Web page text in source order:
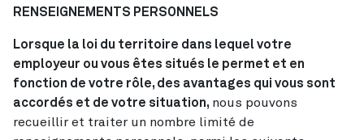
RENSEIGNEMENTS PERSONNELS
Lorsque la loi du territoire dans lequel votre
employeur ou vous êtes situés le permet et en
fonction de votre rôle, des avantages qui vous sont
accordés et de votre situation, nous pouvons
recueillir et traiter un nombre limité de